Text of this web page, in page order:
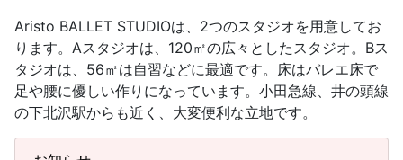
Aristo BALLET STUDIOは、2つのスタジオを用意してお
ります。Aスタジオは、120㎡の広々としたスタジオ。Bス
タジオは、56㎡は自習などに最適です。床はバレエ床で
足や腰に優しい作りになっています。小田急線、井の頭線
の下北沢駅からも近く、大変便利な立地です。